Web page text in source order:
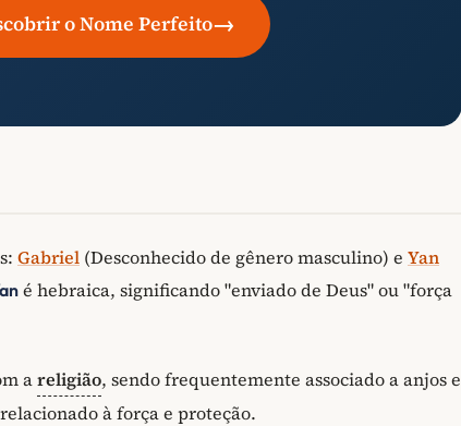
o Nome Perfeito→
Gabriel (Desconhecido de gênero masculino) e Yan
é hebraica, significando "enviado de Deus" ou "força
areligião, sendo frequentemente associado a anjos e
à força e proteção.